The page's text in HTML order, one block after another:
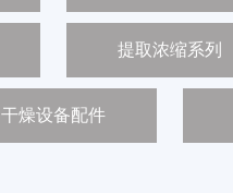
提取浓缩系列
干燥设备配件